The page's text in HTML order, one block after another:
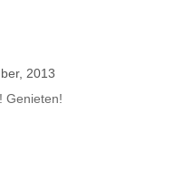
2013
Genieten!